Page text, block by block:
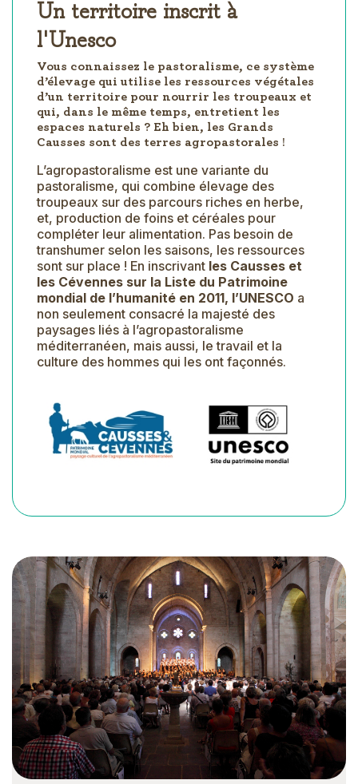
l'Unesco
Vous connaissez le pastoralisme, ce système
d’élevage qui utilise les ressources végétales
d’un territoire pour nourrir les troupeaux et
qui, dans le même temps, entretient les
espaces naturels ? Eh bien, les Grands
Causses sont des terres agropastorales !
L’agropastoralisme est une variante du
pastoralisme, qui combine élevage des
troupeaux sur des parcours riches en herbe,
et, production de foins et céréales pour
compléter leur alimentation. Pas besoin de
transhumer selon les saisons, les ressources
sont sur place ! En inscrivant les Causses et
les Cévennes sur la Liste du Patrimoine
mondial de l’humanité en 2011, l’UNESCO a
non seulement consacré la majesté des
paysages liés à l’agropastoralisme
méditerranéen, mais aussi, le travail et la
culture des hommes qui les ont façonnés.